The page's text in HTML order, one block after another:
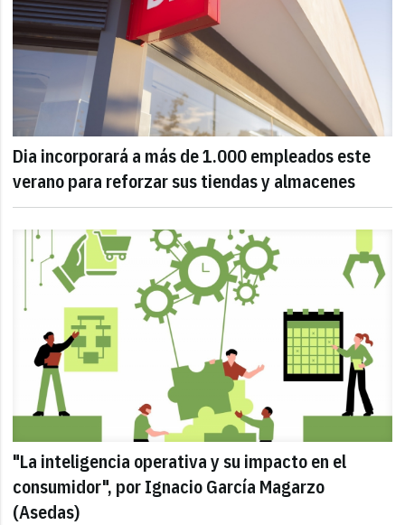
Dia incorporará a más de 1.000 empleados este
verano para reforzar sus tiendas y almacenes
"La inteligencia operativa y su impacto en el
consumidor", por Ignacio García Magarzo
(Asedas)